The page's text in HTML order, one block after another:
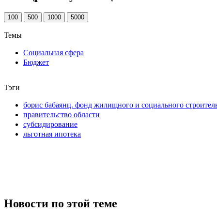
100 500 1000 5000
Темы
Социальная сфера
Бюджет
Тэги
борис бабаянц. фонд жилищного и социального
правительство области
субсидирование
льготная ипотека
Новости по этой теме